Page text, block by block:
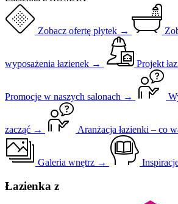
Zobacz ofertę płytek →
wyposażenia łazienek → Projekt
Promocje w naszych salonach →
zacząć → Aranżacja łazienki – co
Galeria wnętrz →
Łazienka z